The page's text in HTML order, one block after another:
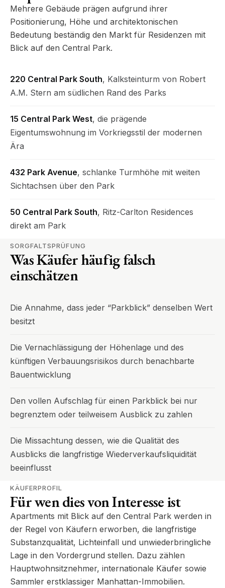
Mehrere Gebäude prägen aufgrund ihrer
Positionierung, Höhe und architektonischen
Bedeutung beständig den Markt für Residenzen mit
Blick auf den Central Park.
220 Central Park South, Kalksteinturm von Robert
A.M. Stern am südlichen Rand des Parks
15 Central Park West, die prägende
Eigentumswohnung im Vorkriegsstil der modernen
Ära
432 Park Avenue, schlanke Turmhöhe mit weiten
Sichtachsen über den Park
50 Central Park South, Ritz-Carlton Residences
direkt am Park
SORGFALTSPRÜFUNG
Was Käufer häufig falsch
einschätzen
Die Annahme, dass jeder “Parkblick” denselben Wert
besitzt
Die Vernachlässigung der Höhenlage und des
künftigen Verbauungsrisikos durch benachbarte
Bauentwicklung
Den vollen Aufschlag für einen Parkblick bei nur
begrenztem oder teilweisem Ausblick zu zahlen
Die Missachtung dessen, wie die Qualität des
Ausblicks die langfristige Wiederverkaufsliquidität
beeinflusst
KÄUFERPROFIL
Für wen dies von Interesse ist
Apartments mit Blick auf den Central Park werden in
der Regel von Käufern erworben, die langfristige
Substanzqualität, Lichteinfall und unwiederbringliche
Lage in den Vordergrund stellen. Dazu zählen
Hauptwohnsitznehmer, internationale Käufer sowie
Sammler erstklassiger Manhattan-Immobilien.